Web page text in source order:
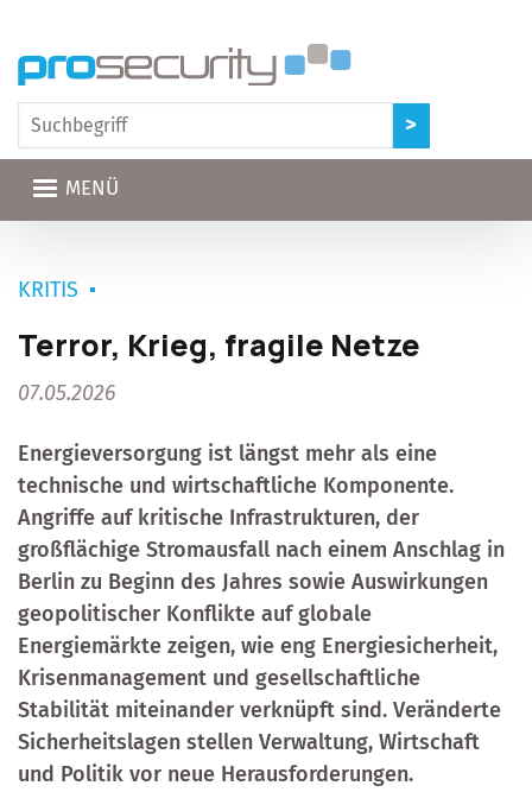
MENÜ
KRITIS
Terror, Krieg, fragile Netze
07.05.2026
Energieversorgung ist längst mehr als eine
technische und wirtschaftliche Komponente.
Angriffe auf kritische Infrastrukturen, der
großflächige Stromausfall nach einem Anschlag in
Berlin zu Beginn des Jahres sowie Auswirkungen
geopolitischer Konflikte auf globale
Energiemärkte zeigen, wie eng Energiesicherheit,
Krisenmanagement und gesellschaftliche
Stabilität miteinander verknüpft sind. Veränderte
Sicherheitslagen stellen Verwaltung, Wirtschaft
und Politik vor neue Herausforderungen.